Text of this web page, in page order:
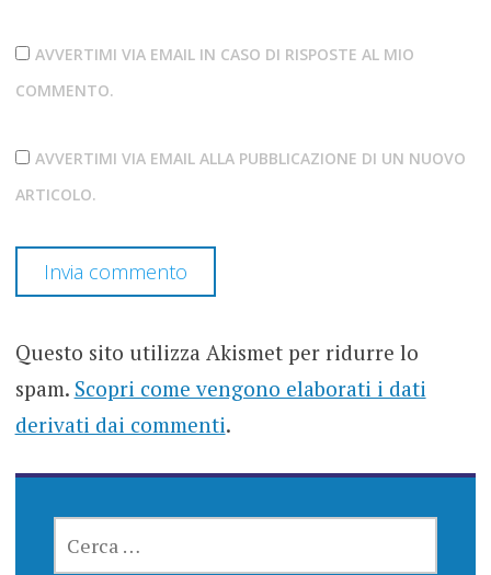
AVVERTIMI VIA EMAIL IN CASO DI RISPOSTE AL MIO
COMMENTO.
AVVERTIMI VIA EMAIL ALLA PUBBLICAZIONE DI UN NUOVO
ARTICOLO.
Questo sito utilizza Akismet per ridurre lo
spam. Scopri come vengono elaborati i dati
derivati dai commenti.
PER: